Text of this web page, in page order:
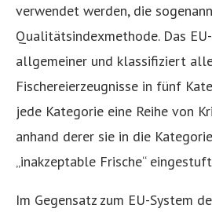
verwendet werden, die
Qualitätsindexmethode. Das
allgemeiner und klassifiziert
Fischereierzeugnisse in fünf
jede Kategorie eine Reihe von
anhand derer sie in die Kategorien
„inakzeptable Frische“
Im Gegensatz zum EU-System